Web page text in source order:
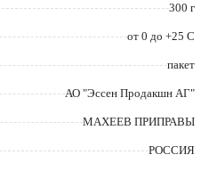
300 г
от 0 до +25 С
пакет
АО "Эссен Продакшн АГ"
МАХЕЕВ ПРИПРАВЫ
РОССИЯ